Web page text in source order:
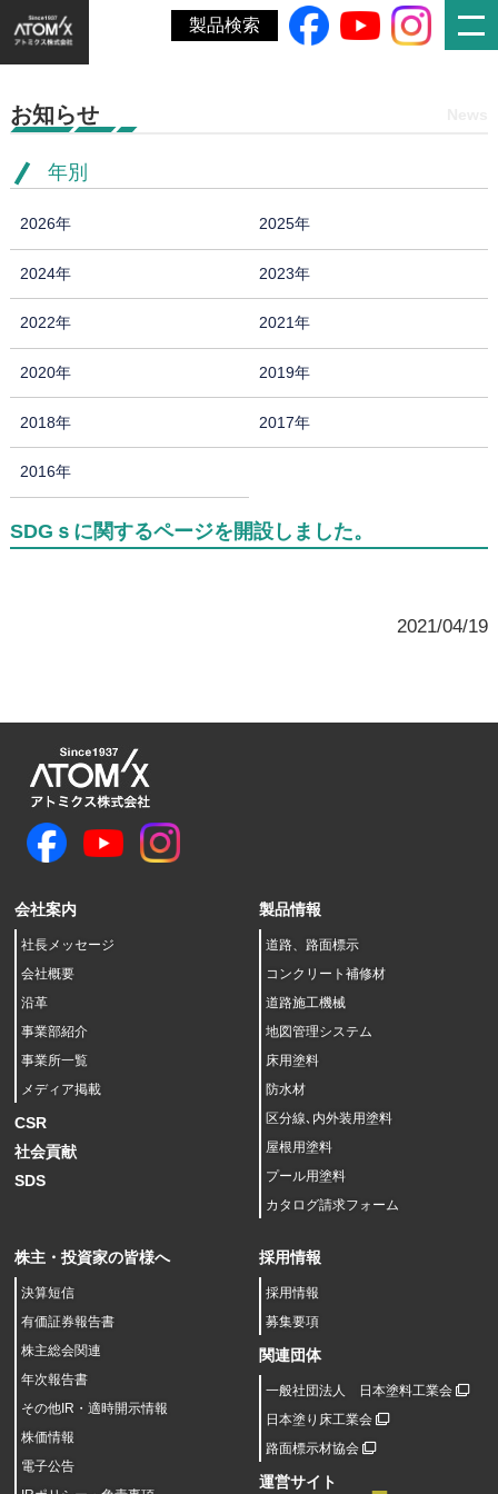
製品検索
ホーム» SDGｓに関するページを開設しました。
お知らせ
年別
2026年 2025年
2024年 2023年
2022年 2021年
2020年 2019年
2018年 2017年
2016年
SDGｓに関するページを開設しました。
2021/04/19
会社案内
社長メッセージ
会社概要
沿革
事業部紹介
事業所一覧
メディア掲載
CSR
社会貢献
SDS
製品情報
道路、路面標示
コンクリート補修材
道路施工機械
地図管理システム
床用塗料
防水材
区分線､内外装用塗料
屋根用塗料
プール用塗料
カタログ請求フォーム
株主・投資家の皆様へ
決算短信
有価証券報告書
株主総会関連
年次報告書
その他IR・適時開示情報
株価情報
電子公告
採用情報
採用情報
募集要項
関連団体
一般社団法人 日本塗料工業会
日本塗り床工業会
路面標示材協会
運営サイト